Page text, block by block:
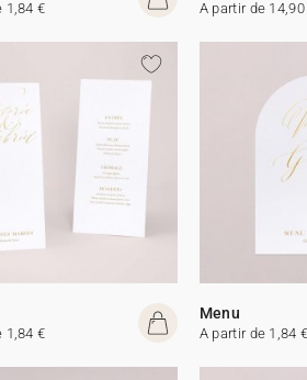
1,84 € A partir de 14,90
1,84 €
Menu
A partir de 1,84 €